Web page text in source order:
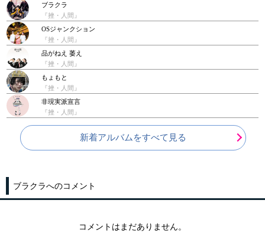
ブラクラ
『挫・人間』
OSジャンクション
『挫・人間』
品がねえ 萎え
『挫・人間』
もょもと
『挫・人間』
非現実派宣言
『挫・人間』
新着アルバムをすべて見る
ブラクラへのコメント
コメントはまだありません。